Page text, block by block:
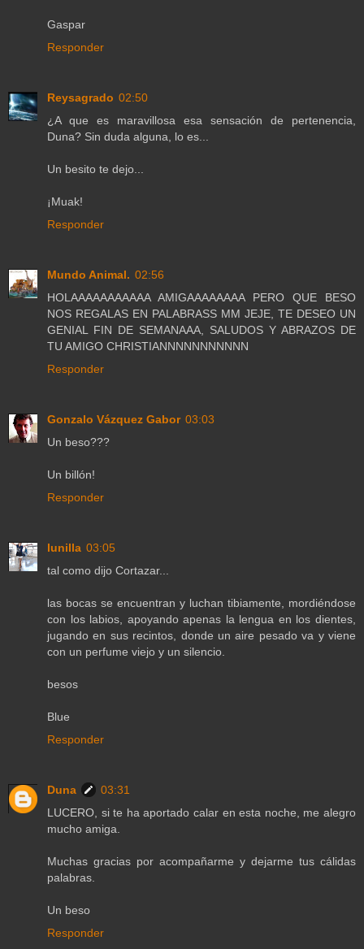
Gaspar
Responder
Reysagrado 02:50
¿A que es maravillosa esa sensación de pertenencia,
Duna? Sin duda alguna, lo es...
Un besito te dejo...
¡Muak!
Responder
Mundo Animal. 02:56
HOLAAAAAAAAAAA AMIGAAAAAAAA PERO QUE BESO
NOS REGALAS EN PALABRASS MM JEJE, TE DESEO UN
GENIAL FIN DE SEMANAAA, SALUDOS Y ABRAZOS DE
TU AMIGO CHRISTIANNNNNNNNNNN
Responder
Gonzalo Vázquez Gabor 03:03
Un beso???
Un billón!
Responder
lunilla 03:05
tal como dijo Cortazar...
las bocas se encuentran y luchan tibiamente, mordiéndose
con los labios, apoyando apenas la lengua en los dientes,
jugando en sus recintos, donde un aire pesado va y viene
con un perfume viejo y un silencio.
besos
Blue
Responder
Duna
03:31
LUCERO, si te ha aportado calar en esta noche, me alegro
mucho amiga.
Muchas gracias por acompañarme y dejarme tus cálidas
palabras.
Un beso
Responder